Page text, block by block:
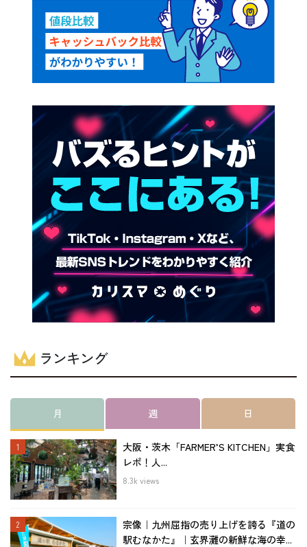
ランキング
月 週 日
大阪・茨木「FARMER’S KITCHEN」実食
レポ！人...
8.3k views
宗像｜九州屈指の売り上げを誇る『道の
駅むなかた』｜玄界灘の新鮮な海の幸...